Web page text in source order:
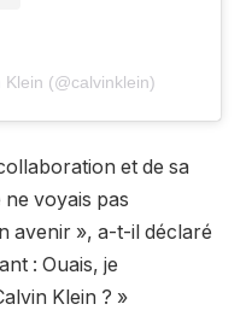
(@calvinklein)
et de sa
voyais pas
avenir », a-t-il déclaré
: Ouais, je
Klein ? »